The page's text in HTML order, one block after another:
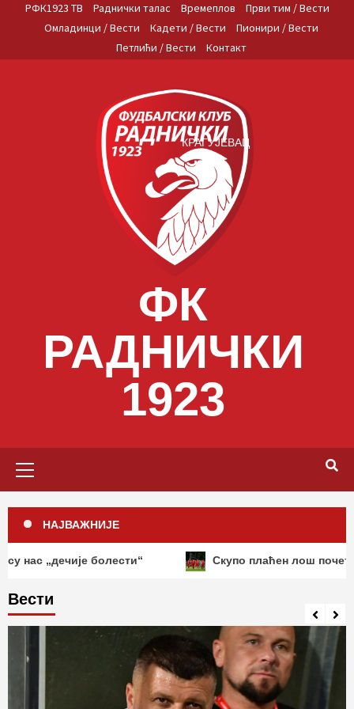
РФК1923 ТВ Раднички талас Времеплов
Први тим / Вести
Омладинци / Вести
Кадети / Вести
Пионири / Вести
Петлићи / Вести
Контакт
ФК
РАДНИЧКИ
1923
КРАГУЈЕВАЦ
НАЈВАЖНИЈЕ
болести“ Скупо плаћен лош почетак:
Вести